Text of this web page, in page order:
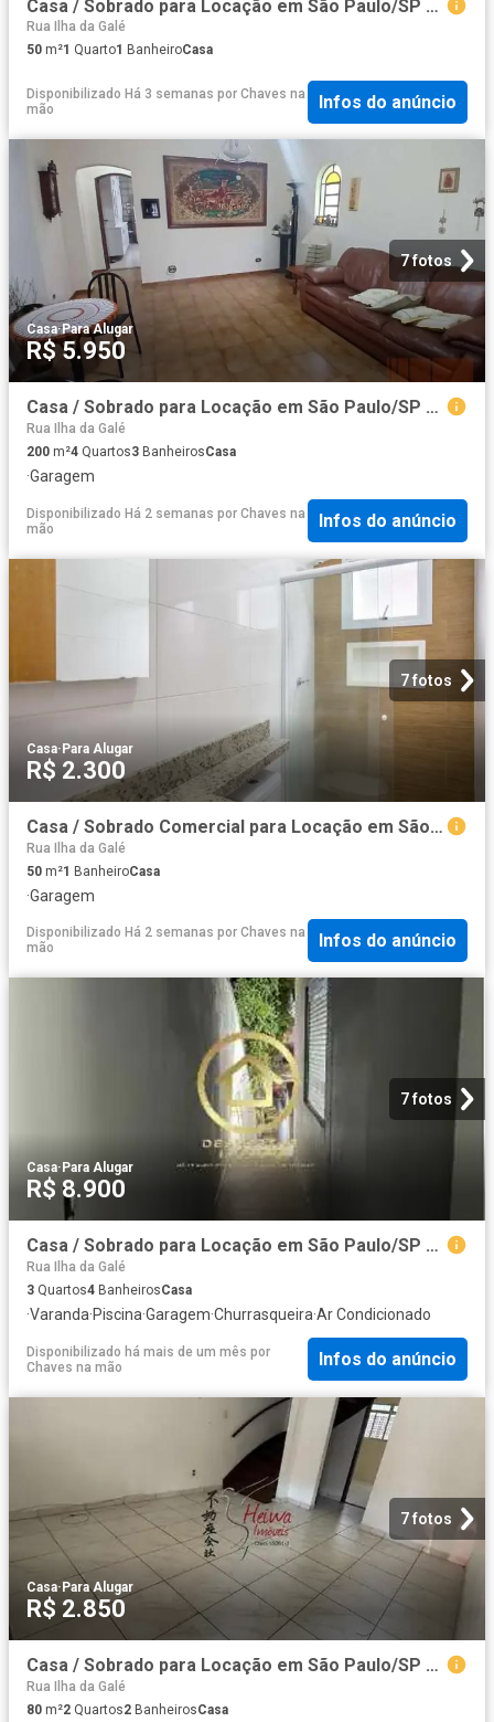
Casa / Sobrado para Locação em São Paulo/SP Vila Zulmira 1 Quartos
Rua Ilha da Galé
50 m²1 Quarto1 BanheiroCasa
Disponibilizado Há 3 semanas por Chaves na
mão
Infos do anúncio
7 fotos
Casa·Para Alugar
R$ 5.950
Casa / Sobrado para Locação em São Paulo/SP Mooca 4 Quartos
Rua Ilha da Galé
200 m²4 Quartos3 BanheirosCasa
·Garagem
Disponibilizado Há 2 semanas por Chaves na
mão
Infos do anúncio
7 fotos
Casa·Para Alugar
R$ 2.300
Casa / Sobrado Comercial para Locação em São Paulo/SP Vila Guedes
Rua Ilha da Galé
50 m²1 BanheiroCasa
·Garagem
Disponibilizado Há 2 semanas por Chaves na
mão
Infos do anúncio
7 fotos
Casa· Para Alugar
R$ 8.900
Casa / Sobrado para Locação em São Paulo/SP Vila Guedes 3 Quartos
Rua Ilha da Galé
3 Quartos4 BanheirosCasa
·Varanda·Piscina·Garagem·Churrasqueira·Ar Condicionado
Disponibilizado há mais de um mês por
Chaves na mão
Infos do anúncio
7 fotos
Casa·Para Alugar
R$ 2.850
Casa / Sobrado para Locação em São Paulo/SP Jardim Mangalot 2 Quartos
Rua Ilha da Galé
80 m²2 Quartos2 BanheirosCasa